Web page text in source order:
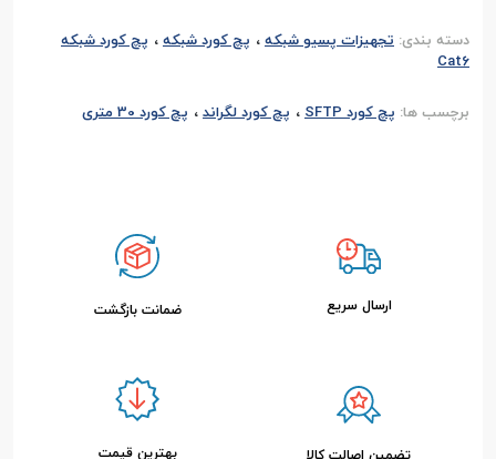
دسته بندی: تجهیزات پسیو شبکه، پچ کورد شبکه، پچ کورد شبکه
Cat6
برچسب ها: پچ کورد SFTP ، پچ کورد لگراند، پچ کورد 30 متری
ارسال سریع ضمانت بازگشت
بهترین قیمت